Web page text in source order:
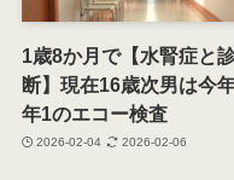
1歳8か月で【水腎症と
断】現在16歳次男は今
年1のエコー検査
2026-02-04 2026-02-06